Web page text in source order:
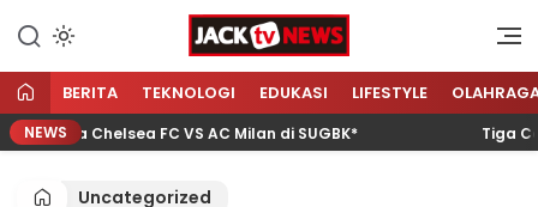
konten
Jacktvnews.com
Sumber Referensi Terpercaya
BERITA TEKNOLOGI EDUKASI LIFESTYLE
NEWS
Chelsea FC VS AC Milan di SUGBK* Tiga Calon
Uncategorized